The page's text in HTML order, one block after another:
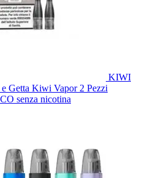
KIWI
Getta Kiwi Vapor 2 Pezzi
senza nicotina